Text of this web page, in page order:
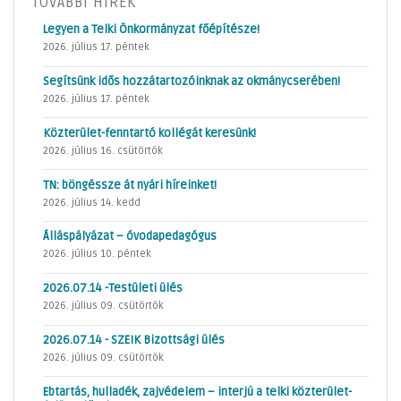
Legyen a Telki Önkormányzat főépítésze!
2026. július 17. péntek
Segítsünk idős hozzátartozóinknak az okmánycserében!
2026. július 17. péntek
Közterület-fenntartó kollégát keresünk!
2026. július 16. csütörtök
TN: böngéssze át nyári híreinket!
2026. július 14. kedd
Álláspályázat – óvodapedagógus
2026. július 10. péntek
2026.07.14 -Testületi ülés
2026. július 09. csütörtök
2026.07.14 - SZEIK Bizottsági ülés
2026. július 09. csütörtök
Ebtartás, hulladék, zajvédelem – interjú a telki közterület-